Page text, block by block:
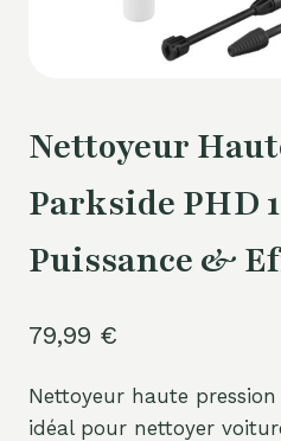
Nettoyeur
Parkside PHD
Puissance &
79,99 €
Nettoyeur haute pression
idéal pour nettoyer